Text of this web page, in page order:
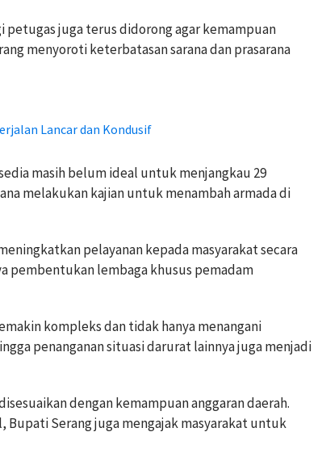
juga terus didorong agar kemampuan
menyoroti keterbatasan sarana dan prasarana
Lancar dan Kondusif
masih belum ideal untuk menjangkau 29
melakukan kajian untuk menambah armada di
pelayanan kepada masyarakat secara
pembentukan lembaga khusus pemadam
kompleks dan tidak hanya menangani
penanganan situasi darurat lainnya juga menjadi
dengan kemampuan anggaran daerah.
Bupati Serang juga mengajak masyarakat untuk